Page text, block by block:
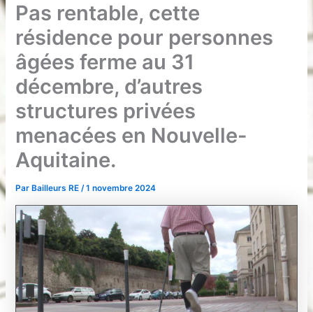
Pas rentable, cette
résidence pour personnes
âgées ferme au 31
décembre, d’autres
structures privées
menacées en Nouvelle-
Aquitaine.
Par Bailleurs RE/1 novembre 2024